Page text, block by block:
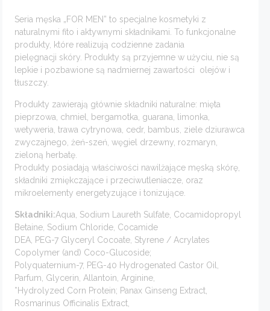
Seria męska „FOR MEN” to specjalne kosmetyki z
naturalnymi fito i aktywnymi składnikami. To funkcjonalne
produkty, które realizują codzienne zadania
pielęgnacji skóry. Produkty są przyjemne w użyciu, nie są
lepkie i pozbawione są nadmiernej zawartości olejów i
tłuszczy.
Produkty zawierają głównie składniki naturalne: mięta
pieprzowa, chmiel, bergamotka, guarana, limonka,
wetyweria, trawa cytrynowa, cedr, bambus, ziele dziurawca
zwyczajnego, żeń-szeń, węgiel drzewny, rozmaryn,
zieloną herbatę.
Produkty posiadają właściwości nawilżające męską skórę,
składniki zmiękczające i przeciwutleniacze, oraz
mikroelementy energetyzujące i tonizujące.
Składniki:Aqua, Sodium Laureth Sulfate, Cocamidopropyl
Betaine, Sodium Chloride, Cocamide
DEA, PEG-7 Glyceryl Cocoate, Styrene / Acrylates
Copolymer (and) Coco-Glucoside;
Polyquaternium-7, PEG-40 Hydrogenated Castor Oil,
Parfum, Glycerin, Allantoin, Arginine,
*Hydrolyzed Corn Protein; Panax Ginseng Extract,
Rosmarinus Officinalis Extract,